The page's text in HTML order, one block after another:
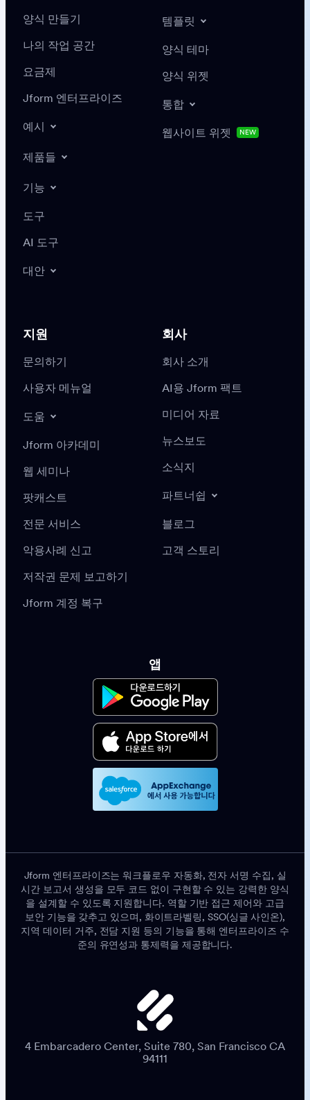
양식 만들기
나의 작업 공간
요금제
Jform 엔터프라이즈
예시
제품들
기능
도구
AI 도구
대안
템플릿
양식 테마
양식 위젯
통합
웹사이트 위젯 NEW
지원
문의하기
사용자 메뉴얼
도움
Jform 아카데미
웹 세미나
팟캐스트
전문 서비스
악용사례 신고
저작권 문제 보고하기
Jform 계정 복구
회사
회사 소개
AI용 Jform 팩트
미디어 자료
뉴스보도
소식지
파트너쉽
블로그
고객 스토리
앱
Jform 엔터프라이즈는 워크플로우 자동화, 전자 서명 수집, 실
시간 보고서 생성을 모두 코드 없이 구현할 수 있는 강력한 양식
을 설계할 수 있도록 지원합니다. 역할 기반 접근 제어와 고급
보안 기능을 갖추고 있으며, 화이트라벨링, SSO(싱글 사인온),
지역 데이터 거주, 전담 지원 등의 기능을 통해 엔터프라이즈 수
준의 유연성과 통제력을 제공합니다.
4 Embarcadero Center, Suite 780, San Francisco CA
94111